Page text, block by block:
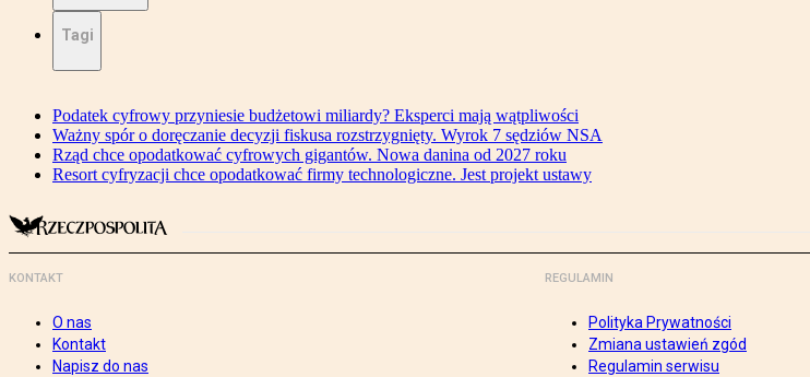
Tagi
Podatek cyfrowy przyniesie budżetowi miliardy? Eksperci mają wątpliwości
Ważny spór o doręczanie decyzji fiskusa rozstrzygnięty. Wyrok 7 sędziów NSA
Rząd chce opodatkować cyfrowych gigantów. Nowa danina od 2027 roku
Resort cyfryzacji chce opodatkować firmy technologiczne. Jest projekt ustawy
KONTAKT
O nas
Kontakt
Napisz do nas
REGULAMIN
Polityka Prywatności
Zmiana ustawień zgód
Regulamin serwisu